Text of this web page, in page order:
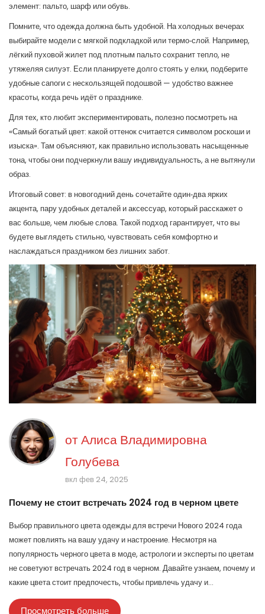
элемент: пальто, шарф или обувь.
Помните, что одежда должна быть удобной. На холодных вечерах
выбирайте модели с мягкой подкладкой или термо‑слой. Например,
лёгкий пуховой жилет под плотным пальто сохранит тепло, не
утяжеляя силуэт. Если планируете долго стоять у елки, подберите
удобные сапоги с нескользящей подошвой — удобство важнее
красоты, когда речь идёт о празднике.
Для тех, кто любит экспериментировать, полезно посмотреть на
«Самый богатый цвет: какой оттенок считается символом роскоши и
изыска». Там объясняют, как правильно использовать насыщенные
тона, чтобы они подчеркнули вашу индивидуальность, а не вытянули
образ.
Итоговый совет: в новогодний день сочетайте один‑два ярких
акцента, пару удобных деталей и аксессуар, который расскажет о
вас больше, чем любые слова. Такой подход гарантирует, что вы
будете выглядеть стильно, чувствовать себя комфортно и
наслаждаться праздником без лишних забот.
отАлиса Владимировна
Голубева
вкл фев 24, 2025
Почему не стоит встречать 2024 год в черном цвете
Выбор правильного цвета одежды для встречи Нового 2024 года
может повлиять на вашу удачу и настроение. Несмотря на
популярность черного цвета в моде, астрологи и эксперты по цветам
не советуют встречать 2024 год в черном. Давайте узнаем, почему и
какие цвета стоит предпочесть, чтобы привлечь удачу и
положительные энергии. Прочтите дальше, чтобы сделать ваш
праздничный гардероб не только стильным, но и удачным.
Просмотреть больше